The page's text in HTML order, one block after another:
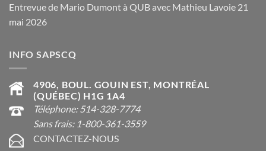
Entrevue de Mario Dumont à QUB avec Mathieu Lavoie 21
mai 2026
INFO SAPSCQ
4906, BOUL. GOUIN EST, MONTRÉAL
(QUÉBEC) H1G 1A4
Téléphone: 514-328-7774
Sans frais: 1-800-361-3559
CONTACTEZ-NOUS